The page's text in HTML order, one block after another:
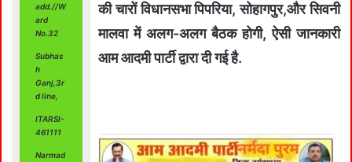
add.//W
ard
No.32
Subhas
h
Ganj,3r
d line,
ITARSI-
461111
Narmad
की चारों विधानसभा पिपरिया, सोहागपुर,और सिवनी
मालवा में अलग-अलग बैठक होगी, ऐसी जानकारी
आम आदमी पार्टी द्वारा दी गई है.